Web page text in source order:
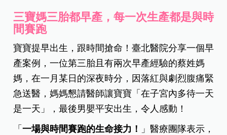
三寶媽三胎都早產，每一次生產都是與時
間賽跑
寶寶提早出生，跟時間搶命！臺北醫院分享一個早
產案例，一位第三胎且有兩次早產經驗的蔡姓媽
媽，在一月某日的深夜時分，因落紅與劇烈腹痛緊
急送醫，媽媽懇請醫師讓寶寶「在子宮內多待一天
是一天」，最後男嬰平安出生，令人感動！
「一場與時間賽跑的生命接力！
」醫療團隊表示，